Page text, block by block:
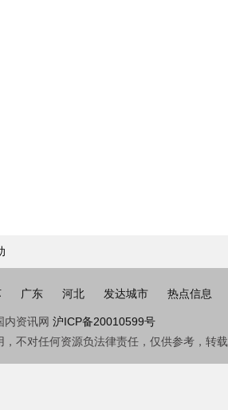
广东 河北 发达城市 热点信息
内资讯网 沪ICP备20010599号
不对任何资源负法律责任，仅供参考，转